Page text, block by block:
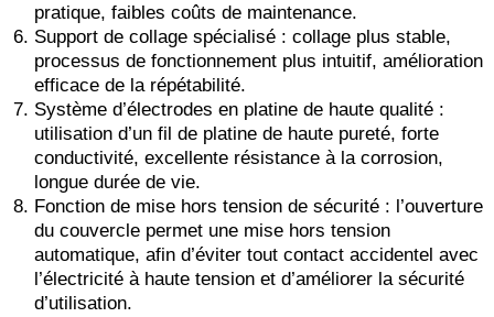
pratique, faibles coûts de maintenance.
Support de collage spécialisé : collage plus stable,
processus de fonctionnement plus intuitif, amélioration
efficace de la répétabilité.
Système d’électrodes en platine de haute qualité :
utilisation d’un fil de platine de haute pureté, forte
conductivité, excellente résistance à la corrosion,
longue durée de vie.
Fonction de mise hors tension de sécurité : l’ouverture
du couvercle permet une mise hors tension
automatique, afin d’éviter tout contact accidentel avec
l’électricité à haute tension et d’améliorer la sécurité
d’utilisation.